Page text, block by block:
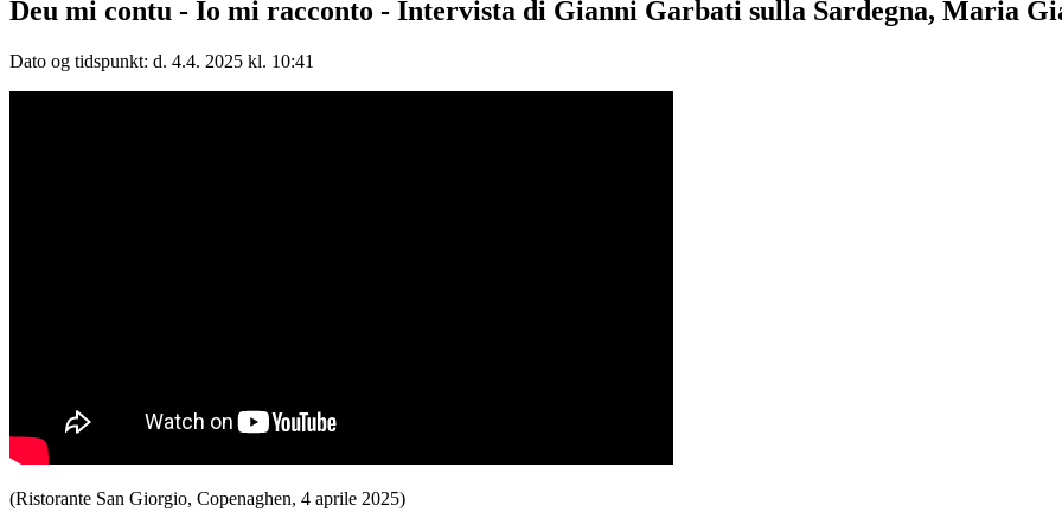
Deu mi contu - Io mi racconto - Intervista di Gianni Garbati sulla Sardegna, Maria
Dato og tidspunkt: d. 4.4. 2025 kl. 10:41
(Ristorante San Giorgio, Copenaghen, 4 aprile 2025)